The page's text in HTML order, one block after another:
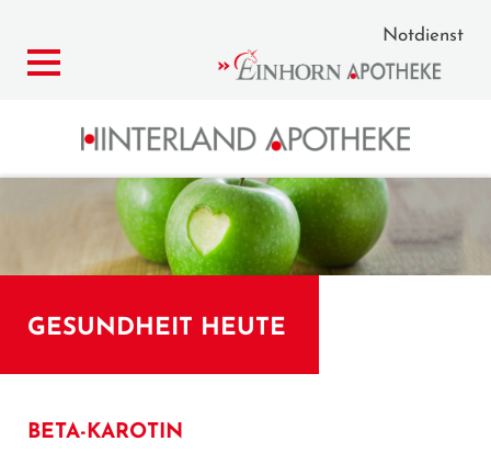
Notdienst
GESUNDHEIT HEUTE
BETA-KAROTIN